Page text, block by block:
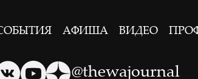
АФИША ВИДЕО
@thewajournal